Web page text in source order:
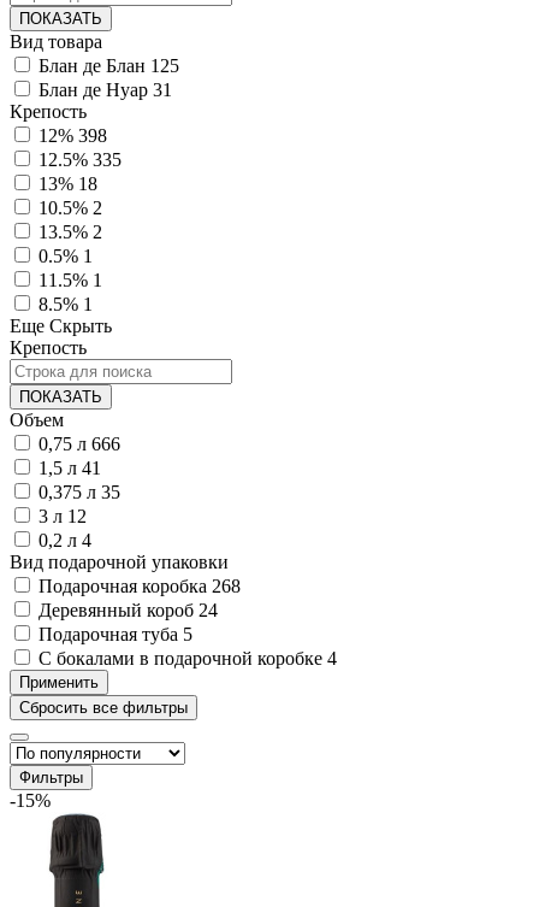
ПОКАЗАТЬ
Вид товара
Блан де Блан 125
Блан де Нуар 31
Крепость
12% 398
12.5% 335
13% 18
10.5% 2
13.5% 2
0.5% 1
11.5% 1
8.5% 1
Еще Скрыть
Крепость
ПОКАЗАТЬ
Объем
0,75 л 666
1,5 л 41
0,375 л 35
3 л 12
0,2 л 4
Вид подарочной упаковки
Подарочная коробка 268
Деревянный короб 24
Подарочная туба 5
С бокалами в подарочной коробке 4
Фильтры
-15%